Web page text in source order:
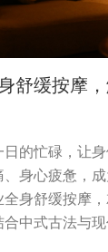
舒缓按摩
的忙碌，让
身心疲惫，
身舒缓按摩
中式古法与